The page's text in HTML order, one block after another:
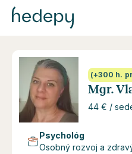
(+300 h.
Mgr.
44 € /
Psychológ
Osobný rozvoj a